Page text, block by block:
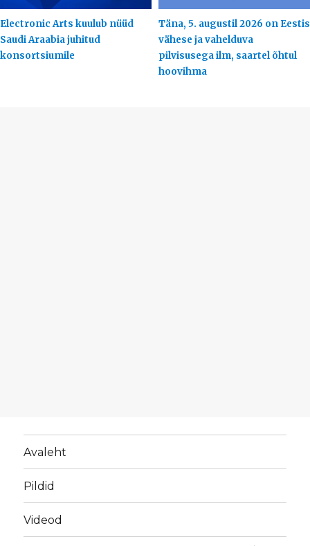
Electronic Arts kuulub nüüd
Saudi Araabia juhitud
konsortsiumile
Täna, 5. augustil 2026 on Eestis
vähese ja vahelduva
pilvisusega ilm, saartel õhtul
hoovihma
Avaleht
Pildid
Videod